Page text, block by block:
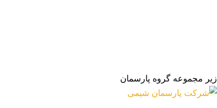
زیر مجموعه گروه پارسمان